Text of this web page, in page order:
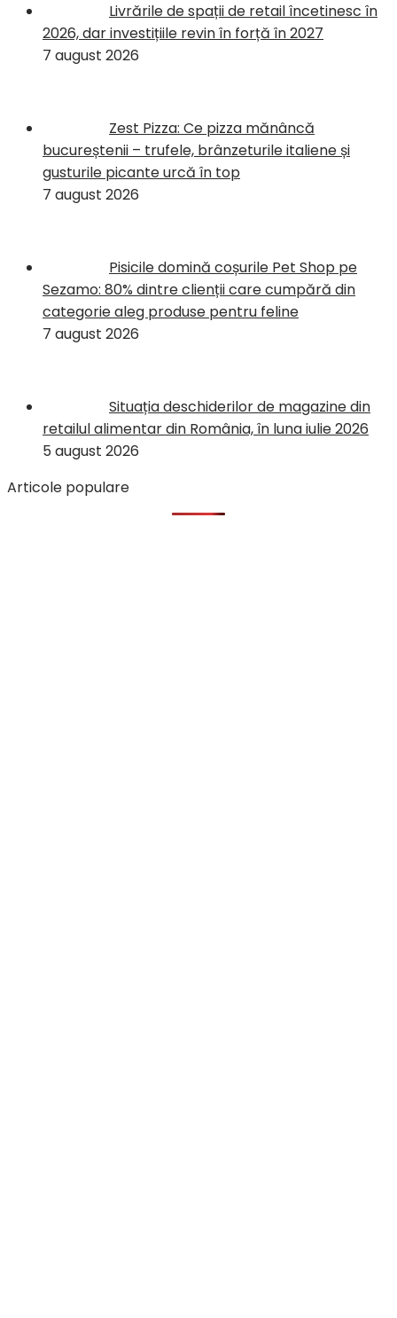
Livrările de spații de retail încetinesc în
2026, dar investițiile revin în forță în 2027
7 august 2026
Zest Pizza: Ce pizza mănâncă
bucureștenii – trufele, brânzeturile italiene și
gusturile picante urcă în top
7 august 2026
Pisicile domină coșurile Pet Shop pe
Sezamo: 80% dintre clienții care cumpără din
categorie aleg produse pentru feline
7 august 2026
Situația deschiderilor de magazine din
retailul alimentar din România, în luna iulie 2026
5 august 2026
Articole populare